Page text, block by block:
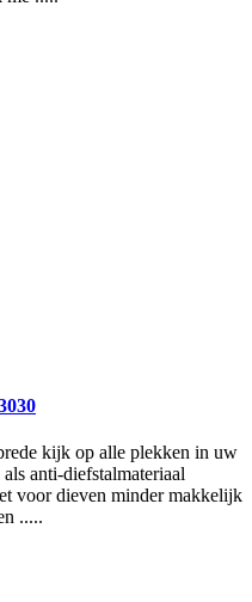
kijk op alle plekken in uw
anti-diefstalmateriaal
voor dieven minder makkelijk
.....